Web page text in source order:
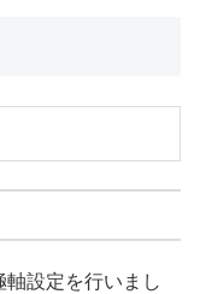
設定を行いまし